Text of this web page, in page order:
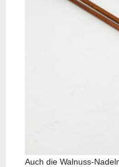
Auch die Walnuss-